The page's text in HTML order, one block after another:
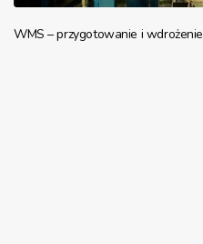
WMS – przygotowanie i wdrożenie